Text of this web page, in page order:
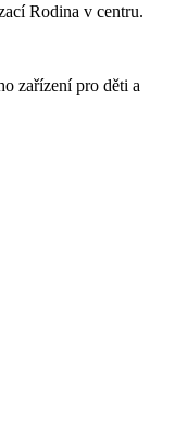
Rodina v centru.
zařízení pro děti a